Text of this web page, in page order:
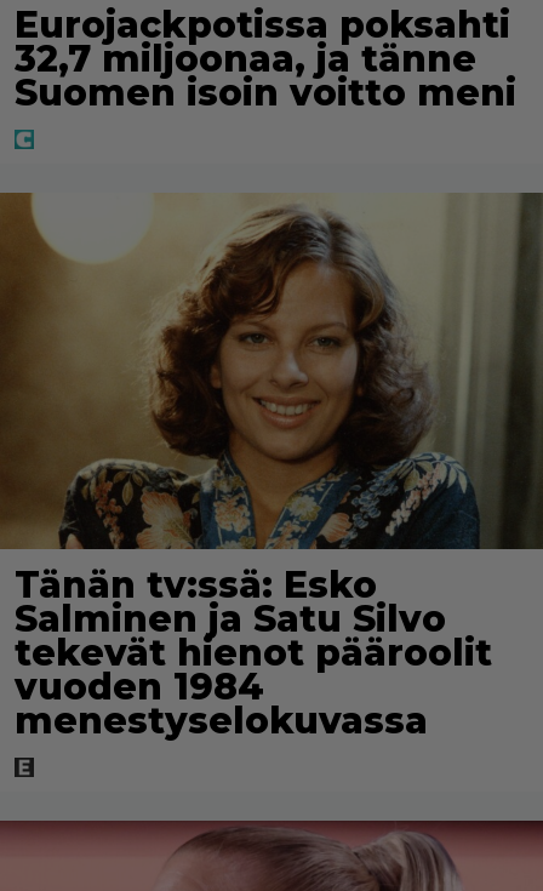
Eurojackpotissa poksahti
32,7 miljoonaa, ja tänne
Suomen isoin voitto meni
Tänän tv:ssä: Esko
Salminen ja Satu Silvo
tekevät hienot pääroolit
vuoden 1984
menestyselokuvassa